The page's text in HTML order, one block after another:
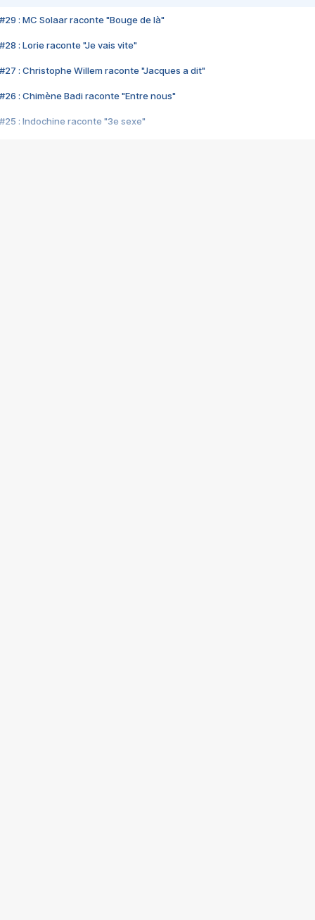
#29 : MC Solaar raconte "Bouge de là"
#28 : Lorie raconte "Je vais vite"
#27 : Christophe Willem raconte "Jacques a dit"
#26 : Chimène Badi raconte "Entre nous"
#25 : Indochine raconte "3e sexe"